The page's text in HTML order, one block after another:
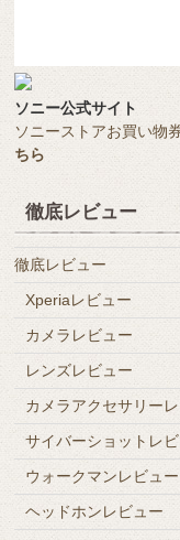
ソニー公式サイト
ソニーストアお買い物
ちら
徹底レビュー
徹底レビュー
Xperiaレビュー
カメラレビュー
レンズレビュー
カメラアクセサリー
サイバーショットレ
ウォークマンレビュー
ヘッドホンレビュー